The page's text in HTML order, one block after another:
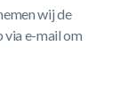
wij de
via e-mail om